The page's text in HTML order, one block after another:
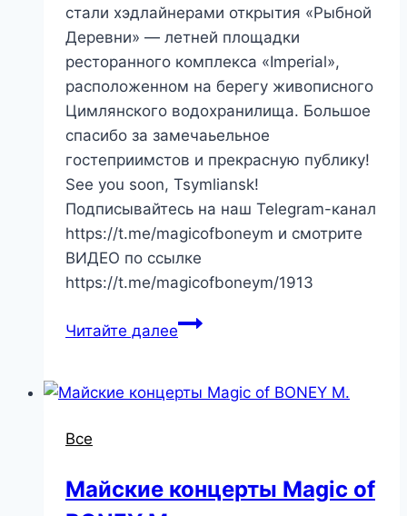
стали хэдлайнерами открытия «Рыбной
Деревни» — летней площадки
ресторанного комплекса «Imperial»,
расположенном на берегу живописного
Цимлянского водохранилища. Большое
спасибо за замечаьельное
гостеприимстов и прекрасную публику!
See you soon, Tsymliansk!
Подписывайтесь на наш Telegram-канал
https://t.me/magicofboneym и смотрите
ВИДЕО по ссылке
https://t.me/magicofboneym/1913
Читайте далее
Все
Майские концерты Magic of